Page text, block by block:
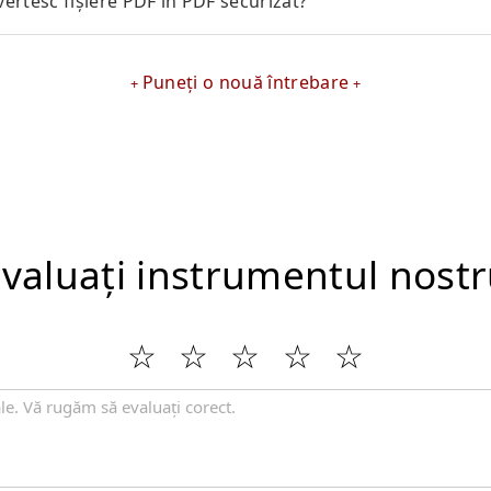
Puneți o nouă întrebare
instrumentul